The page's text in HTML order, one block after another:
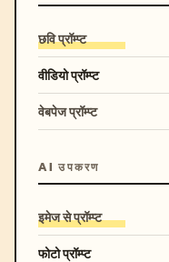
छवि प्रॉम्प्ट
वीडियो प्रॉम्प्ट
वेबपेज प्रॉम्प्ट
AI उपकरण
इमेज से प्रॉम्प्ट
फोटो प्रॉम्प्ट